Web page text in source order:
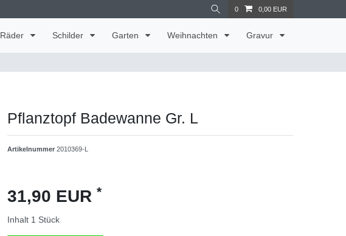
0 0,00 EUR
Räder Schilder Garten Weihnachten Gravur
Pflanztopf Badewanne Gr. L
Artikelnummer 2010369-L
31,90 EUR *
Inhalt 1 Stück